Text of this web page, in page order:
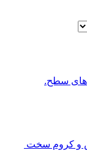
سطح.
و کروم سخت